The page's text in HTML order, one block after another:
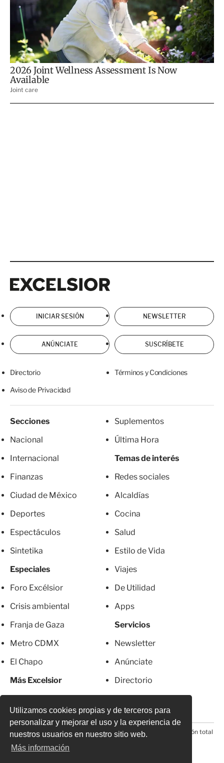
Utilizamos cookies propias y de terceros para
personalizar y mejorar el uso y la experiencia de
nuestros usuarios en nuestro sitio web.
Más información
INICIAR SESIÓN NEWSLETTER
ANÚNCIATE SUSCRÍBETE
Directorio Términos y Condiciones
Aviso de Privacidad
Secciones
Nacional
Internacional
Finanzas
Ciudad de México
Deportes
Espectáculos
Sintetika
Especiales
Foro Excélsior
Crisis ambiental
Franja de Gaza
Metro CDMX
El Chapo
Más Excelsior
Suplementos
Última Hora
Temas de interés
Redes sociales
Alcaldías
Cocina
Salud
Estilo de Vida
Viajes
De Utilidad
Apps
Servicios
Newsletter
Anúnciate
Directorio
© 2026 Todos los derechos reservados. Prohibida la reproducción total
o parcial, incluyendo cualquier medio electrónico*